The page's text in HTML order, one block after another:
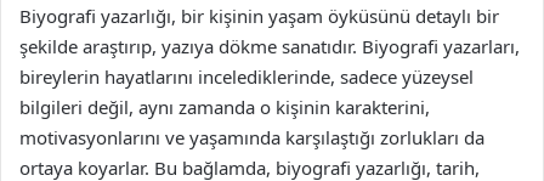
Biyografi yazarlığı, bir kişinin yaşam öyküsünü detaylı bir
şekilde araştırıp, yazıya dökme sanatıdır. Biyografi yazarları,
bireylerin hayatlarını incelediklerinde, sadece yüzeysel
bilgileri değil, aynı zamanda o kişinin karakterini,
motivasyonlarını ve yaşamında karşılaştığı zorlukları da
ortaya koyarlar. Bu bağlamda, biyografi yazarlığı, tarih,